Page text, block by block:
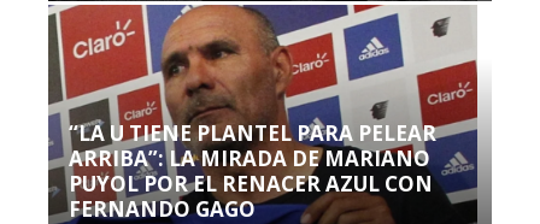
“LA U TIENE PLANTEL PARA PELEAR
ARRIBA”: LA MIRADA DE MARIANO
PUYOL POR EL RENACER AZUL CON
FERNANDO GAGO